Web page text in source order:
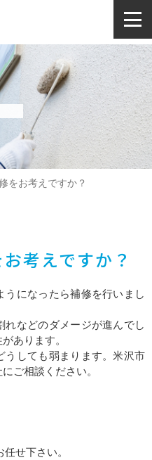
をお考えですか？
考えですか？
になったら補修を行いまし
などのダメージが進んでし
あります。
うしても弱まります。米沢市
ご相談ください。
せ下さい。